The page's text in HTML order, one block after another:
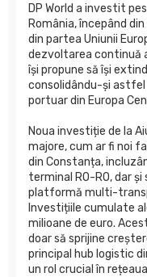
DP World a investit
România, începând
din partea Uniunii
dezvoltarea continuă
își propune să își
consolidându-și astfel
portuar din Europa
Noua investiție de la
majore, cum ar fi noi
din Constanța,
terminal RO-RO, dar
platformă multi-
Investițiile cumulate
milioane de euro.
doar să sprijine
principal hub logistic
un rol crucial în